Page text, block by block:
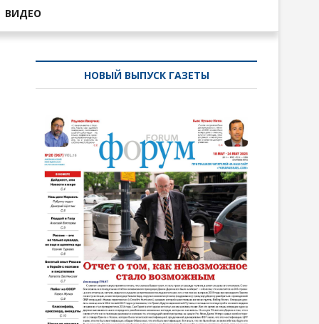
ВИДЕО
НОВЫЙ ВЫПУСК ГАЗЕТЫ